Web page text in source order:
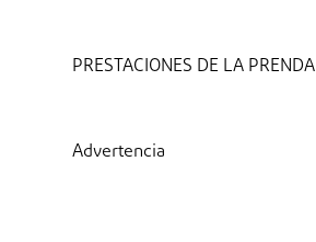
PRESTACIONES DE LA PRENDA
Advertencia